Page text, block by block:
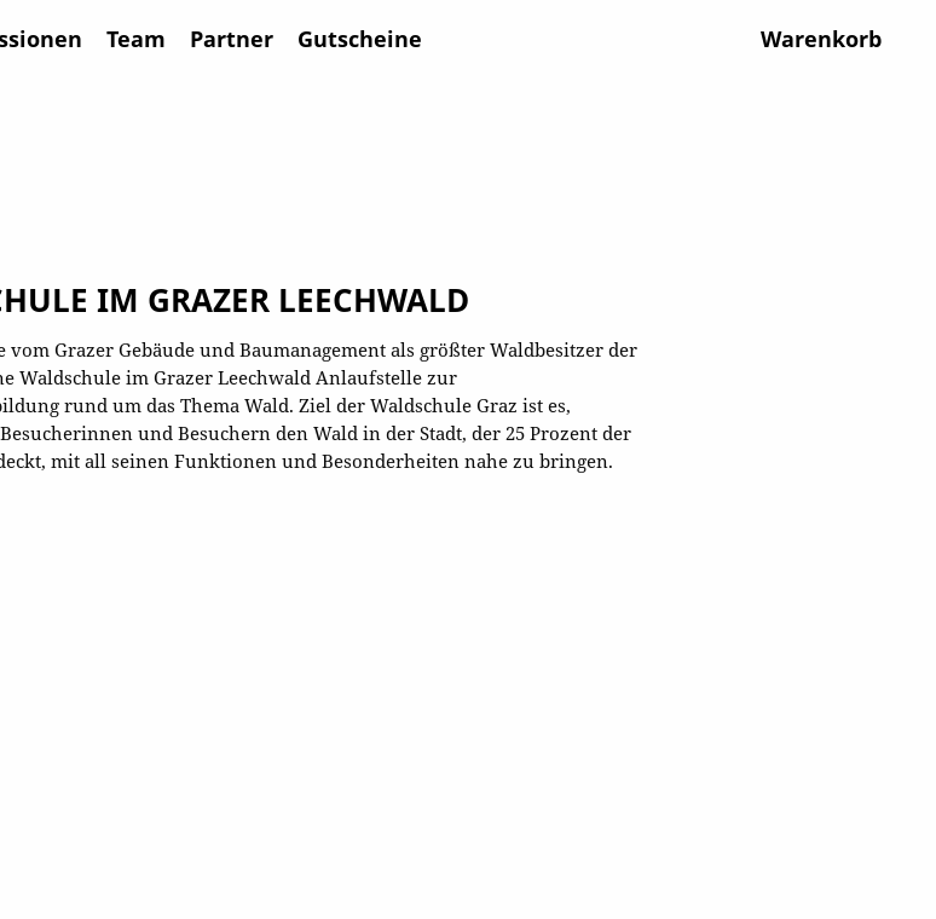
Team Partner Gutscheine Warenkorb
IM GRAZER LEECHWALD
vom Grazer Gebäude und Baumanagement als größter Waldbesitzer der
Waldschule im Grazer Leechwald Anlaufstelle zur
rund um das Thema Wald. Ziel der Waldschule Graz ist es,
und Besuchern den Wald in der Stadt, der 25 Prozent der
mit all seinen Funktionen und Besonderheiten nahe zu bringen.